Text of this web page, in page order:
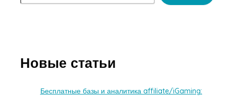
Новые статьи
Бесплатные базы и аналитика affiliate/iGaming: